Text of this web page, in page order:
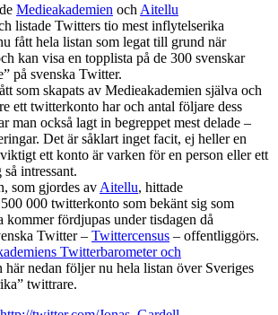
Medieakademien och Aitellu
listade Twitters tio mest inflytelserika
fått hela listan som legat till grund när
kan visa en topplista på de 300 svenskar
på svenska Twitter.
som skapats av Medieakademien själva och
ett twitterkonto har och antal följare dess
man också lagt in begreppet mest delade –
Det är såklart inget facit, ej heller en
ett konto är varken för en person eller ett
intressant.
som gjordes av Aitellu, hittade
000 twitterkonto som bekänt sig som
kommer fördjupas under tisdagen då
Twitter – Twittercensus – offentliggörs.
Twitterbarometer och
här nedan följer nu hela listan över Sveriges
twittrare.